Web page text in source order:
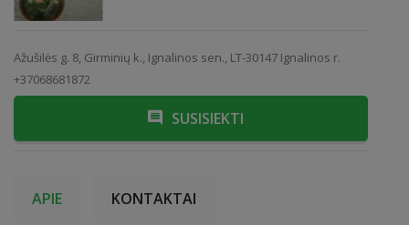
Ažušilės g. 8, Girminių k., Ignalinos sen., LT-30147 Ignalinos r.
+37068681872
SUSISIEKTI
APIE KONTAKTAI